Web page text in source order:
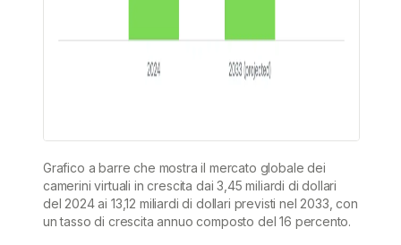
Grafico a barre che mostra il mercato globale dei
camerini virtuali in crescita dai 3,45 miliardi di dollari
del 2024 ai 13,12 miliardi di dollari previsti nel 2033, con
un tasso di crescita annuo composto del 16 percento.